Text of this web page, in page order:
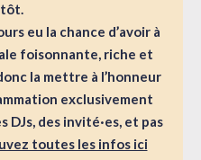
eu la chance d’avoir à
foisonnante, riche et
la mettre à l’honneur
exclusivement
DJs, des invité·es, et pas
toutes les infos ici